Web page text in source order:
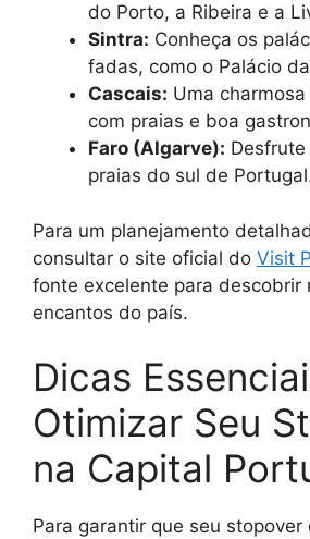
do Porto, a Ribeira e a
Sintra: Conheça os
fadas, como o Palácio
Cascais: Uma
com praias e boa
Faro (Algarve):
praias do sul de
Para um planejamento
consultar o site oficial do Visit
fonte excelente para descobrir
encantos do país.
Dicas
Otimizar Seu
na Capital
Para garantir que seu stopover